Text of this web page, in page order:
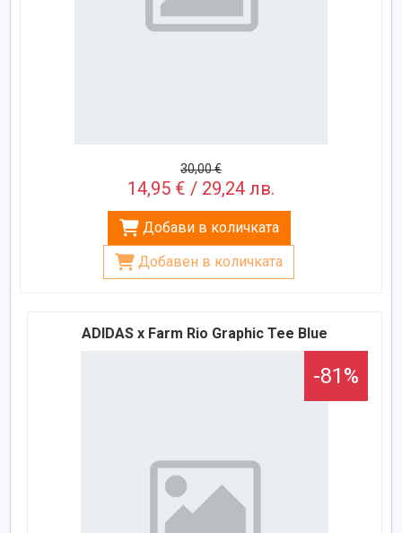
30,00 €
14,95 € / 29,24 лв.
Добави в количката
Добавен в количката
ADIDAS x Farm Rio Graphic Tee Blue
-81%